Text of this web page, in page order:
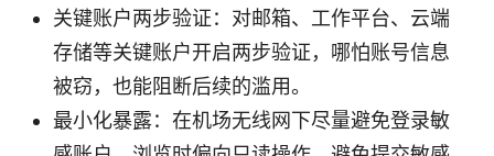
关键账户两步验证：对邮箱、工作平台、云端
存储等关键账户开启两步验证，哪怕账号信息
被窃，也能阻断后续的滥用。
最小化暴露：在机场无线网下尽量避免登录敏